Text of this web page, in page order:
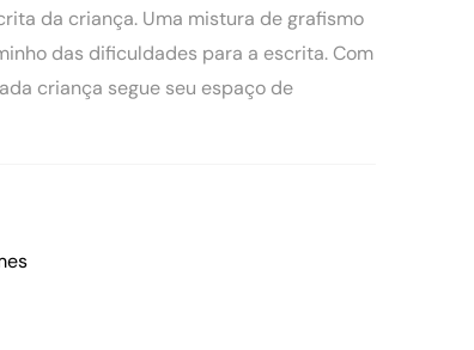
da criança. Uma mistura de grafismo
das dificuldades para a escrita. Com
criança segue seu espaço de